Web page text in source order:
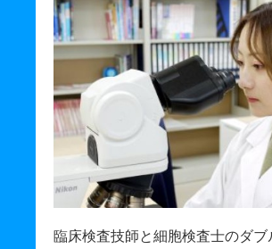
臨床検査技師と細胞検査士のダブ